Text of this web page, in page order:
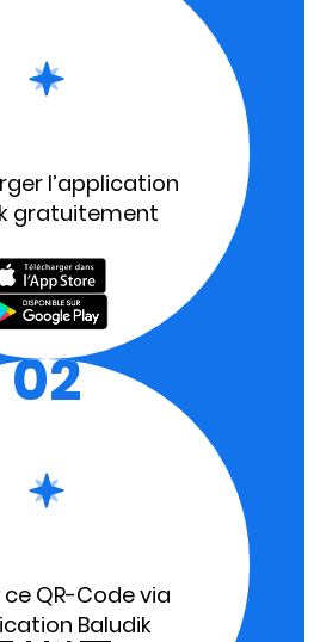
l’application
gratuitement
02
ce QR-Code via
Baludik